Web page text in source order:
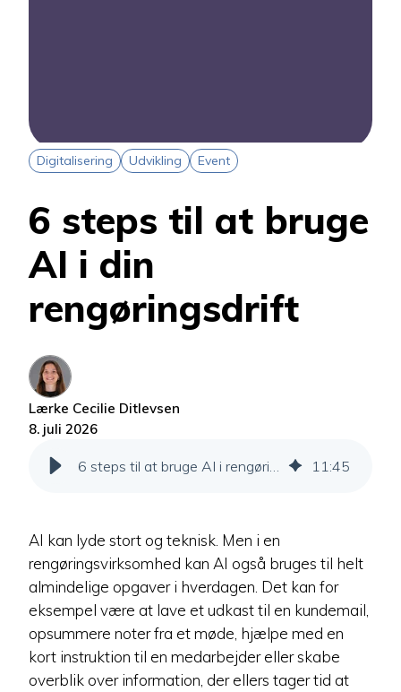
Digitalisering Udvikling Event
6 steps til at bruge
AI i din
rengøringsdrift
Lærke Cecilie Ditlevsen
8. juli 2026
11 :45
AI kan lyde stort og teknisk. Men i en
rengøringsvirksomhed kan AI også bruges til helt
almindelige opgaver i hverdagen. Det kan for
eksempel være at lave et udkast til en kundemail,
opsummere noter fra et møde, hjælpe med en
kort instruktion til en medarbejder eller skabe
overblik over information, der ellers tager tid at